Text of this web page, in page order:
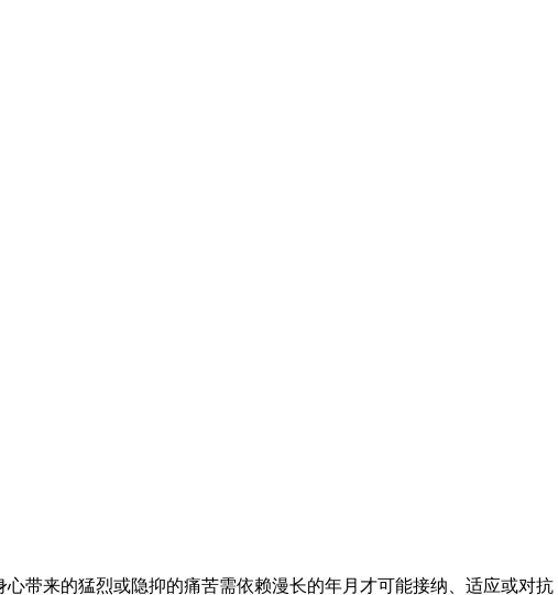
带来的猛烈或隐抑的痛苦需依赖漫长的年月才可能接纳、适应或对